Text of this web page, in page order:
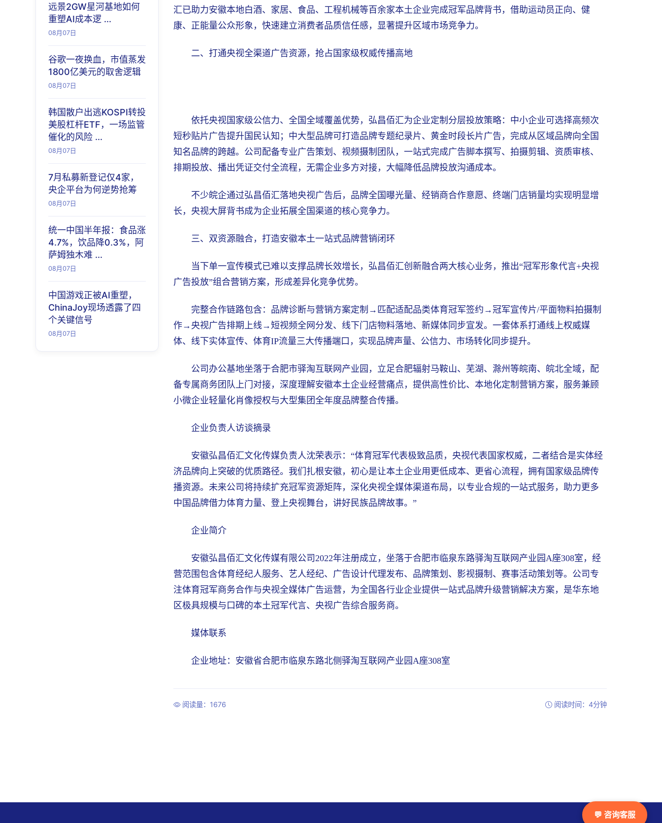
远景2GW星河基地如何
重塑AI成本逻 ...
08月07日
谷歌一夜换血，市值蒸发
1800亿美元的取舍逻辑
08月07日
韩国散户出逃KOSPI转投
美股杠杆ETF，一场监管
催化的风险 ...
08月07日
7月私募新登记仅4家，
央企平台为何逆势抢筹
08月07日
统一中国半年报：食品涨
4.7%，饮品降0.3%，阿
萨姆独木难 ...
08月07日
中国游戏正被AI重塑，
ChinaJoy现场透露了四
个关键信号
08月07日
汇已助力安徽本地白酒、家居、食品、工程机械等百余家本土企业完成冠军品牌背书，借助运动员正向、健
康、正能量公众形象，快速建立消费者品质信任感，显著提升区域市场竞争力。
二、打通央视全渠道广告资源，抢占国家级权威传播高地
依托央视国家级公信力、全国全域覆盖优势，弘昌佰汇为企业定制分层投放策略：中小企业可选择高频次
短秒贴片广告提升国民认知；中大型品牌可打造品牌专题纪录片、黄金时段长片广告，完成从区域品牌向全国
知名品牌的跨越。公司配备专业广告策划、视频摄制团队，一站式完成广告脚本撰写、拍摄剪辑、资质审核、
排期投放、播出凭证交付全流程，无需企业多方对接，大幅降低品牌投放沟通成本。
不少皖企通过弘昌佰汇落地央视广告后，品牌全国曝光量、经销商合作意愿、终端门店销量均实现明显增
长，央视大屏背书成为企业拓展全国渠道的核心竞争力。
三、双资源融合，打造安徽本土一站式品牌营销闭环
当下单一宣传模式已难以支撑品牌长效增长，弘昌佰汇创新融合两大核心业务，推出“冠军形象代言+央视
广告投放”组合营销方案，形成差异化竞争优势。
完整合作链路包含：品牌诊断与营销方案定制→匹配适配品类体育冠军签约→冠军宣传片/平面物料拍摄制
作→央视广告排期上线→短视频全网分发、线下门店物料落地、新媒体同步宣发。一套体系打通线上权威媒
体、线下实体宣传、体育IP流量三大传播端口，实现品牌声量、公信力、市场转化同步提升。
公司办公基地坐落于合肥市驿淘互联网产业园，立足合肥辐射马鞍山、芜湖、滁州等皖南、皖北全域，配
备专属商务团队上门对接，深度理解安徽本土企业经营痛点，提供高性价比、本地化定制营销方案，服务兼顾
小微企业轻量化肖像授权与大型集团全年度品牌整合传播。
企业负责人访谈摘录
安徽弘昌佰汇文化传媒负责人沈荣表示：“体育冠军代表极致品质，央视代表国家权威，二者结合是实体经
济品牌向上突破的优质路径。我们扎根安徽，初心是让本土企业用更低成本、更省心流程，拥有国家级品牌传
播资源。未来公司将持续扩充冠军资源矩阵，深化央视全媒体渠道布局，以专业合规的一站式服务，助力更多
中国品牌借力体育力量、登上央视舞台，讲好民族品牌故事。”
企业简介
安徽弘昌佰汇文化传媒有限公司2022年注册成立，坐落于合肥市临泉东路驿淘互联网产业园A座308室，经
营范围包含体育经纪人服务、艺人经纪、广告设计代理发布、品牌策划、影视摄制、赛事活动策划等。公司专
注体育冠军商务合作与央视全媒体广告运营，为全国各行业企业提供一站式品牌升级营销解决方案，是华东地
区极具规模与口碑的本土冠军代言、央视广告综合服务商。
媒体联系
企业地址：安徽省合肥市临泉东路北侧驿淘互联网产业园A座308室
阅读量：1676 阅读时间：4分钟
💬 咨询客服